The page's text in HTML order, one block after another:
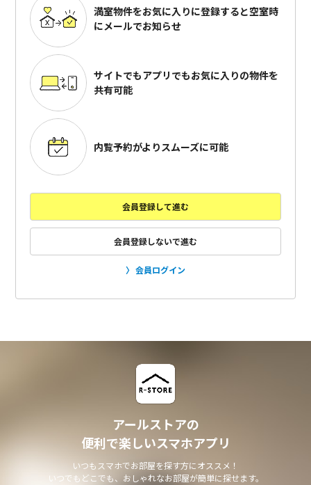
満室物件をお気に入りに登録すると空室時
にメールでお知らせ
サイトでもアプリでもお気に入りの物件を
共有可能
内覧予約がよりスムーズに可能
会員登録して進む
会員登録しないで進む
会員ログイン
アールストアの
便利で楽しいスマホアプリ
いつもスマホでお部屋を探す方にオススメ！
いつでもどこでも、おしゃれなお部屋が簡単に探せます。